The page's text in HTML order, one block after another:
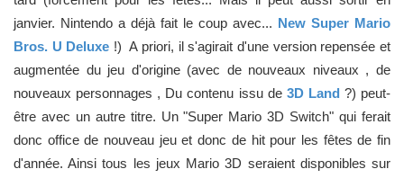
janvier. Nintendo a déjà fait le coup avec... New Super Mario
Bros. U Deluxe !) A priori, il s'agirait d'une version repensée et
augmentée du jeu d'origine (avec de nouveaux niveaux , de
nouveaux personnages , Du contenu issu de 3D Land ?) peut-
être avec un autre titre. Un "Super Mario 3D Switch" qui ferait
donc office de nouveau jeu et donc de hit pour les fêtes de fin
d'année. Ainsi tous les jeux Mario 3D seraient disponibles sur